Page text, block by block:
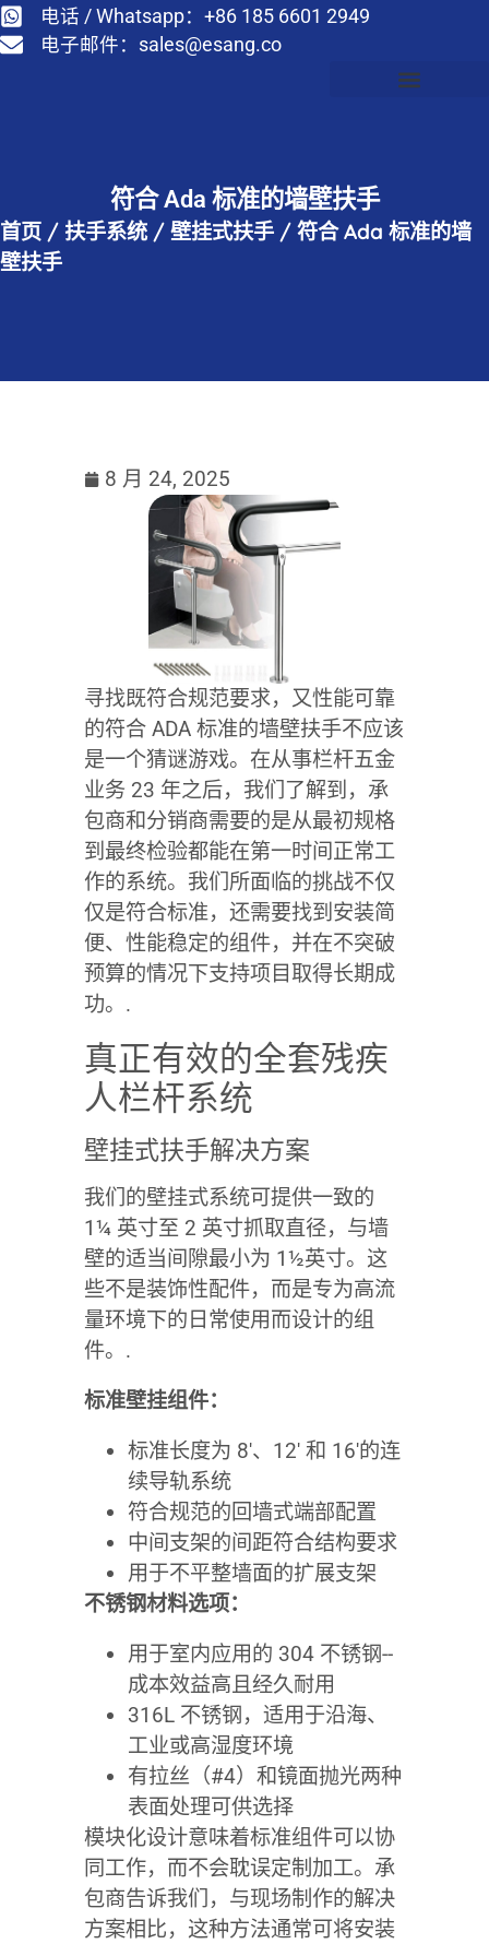
电话 / Whatsapp：+86 185 6601 2949
电子邮件： sales@esang.co
符合 Ada 标准的墙壁扶手
首页 / 扶手系统/ 壁挂式扶手 / 符合 Ada 标准的墙
壁扶手
8 月 24, 2025
寻找既符合规范要求，又性能可靠
的符合 ADA 标准的墙壁扶手不应该
是一个猜谜游戏。在从事栏杆五金
业务 23 年之后，我们了解到，承
包商和分销商需要的是从最初规格
到最终检验都能在第一时间正常工
作的系统。我们所面临的挑战不仅
仅是符合标准，还需要找到安装简
便、性能稳定的组件，并在不突破
预算的情况下支持项目取得长期成
功。.
真正有效的全套残疾
人栏杆系统
壁挂式扶手解决方案
我们的壁挂式系统可提供一致的
1¼ 英寸至 2 英寸抓取直径，与墙
壁的适当间隙最小为 1½英寸。这
些不是装饰性配件，而是专为高流
量环境下的日常使用而设计的组
件。.
标准壁挂组件：
标准长度为 8′、12′ 和 16′的连
续导轨系统
符合规范的回墙式端部配置
中间支架的间距符合结构要求
用于不平整墙面的扩展支架
不锈钢材料选项：
用于室内应用的 304 不锈钢--
成本效益高且经久耐用
316L 不锈钢，适用于沿海、
工业或高湿度环境
有拉丝（#4）和镜面抛光两种
表面处理可供选择
模块化设计意味着标准组件可以协
同工作，而不会耽误定制加工。承
包商告诉我们，与现场制作的解决
方案相比，这种方法通常可将安装